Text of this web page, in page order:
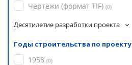
Чертежи (формат TIF) (0)
Десятилетие разработки проекта
Годы строительства по проекту
1958 (0)